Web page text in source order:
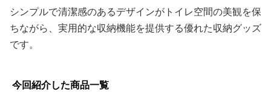
シンプルで清潔感のあるデザインがトイレ空間の美観を保
ちながら、実用的な収納機能を提供する優れた収納グッズ
です。
今回紹介した商品一覧